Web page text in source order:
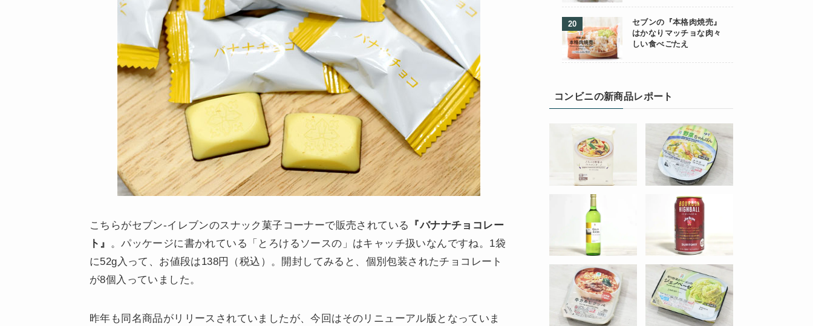
こちらがセブン-イレブンのスナック菓子コーナーで販売されている
『バナナチョコレー
ト』 。パッケージに書かれている「とろけるソースの」はキャッチ扱いなんですね。1袋
に52g入って、お値段は138円（税込）。開封してみると、個別包装されたチョコレート
が8個入っていました。
昨年も同名商品がリリースされていましたが、今回はそのリニューアル版となっていま
セブンの『本格肉焼売』
はかなりマッチョな肉々
しい食べごたえ
コンビニの新商品レポート